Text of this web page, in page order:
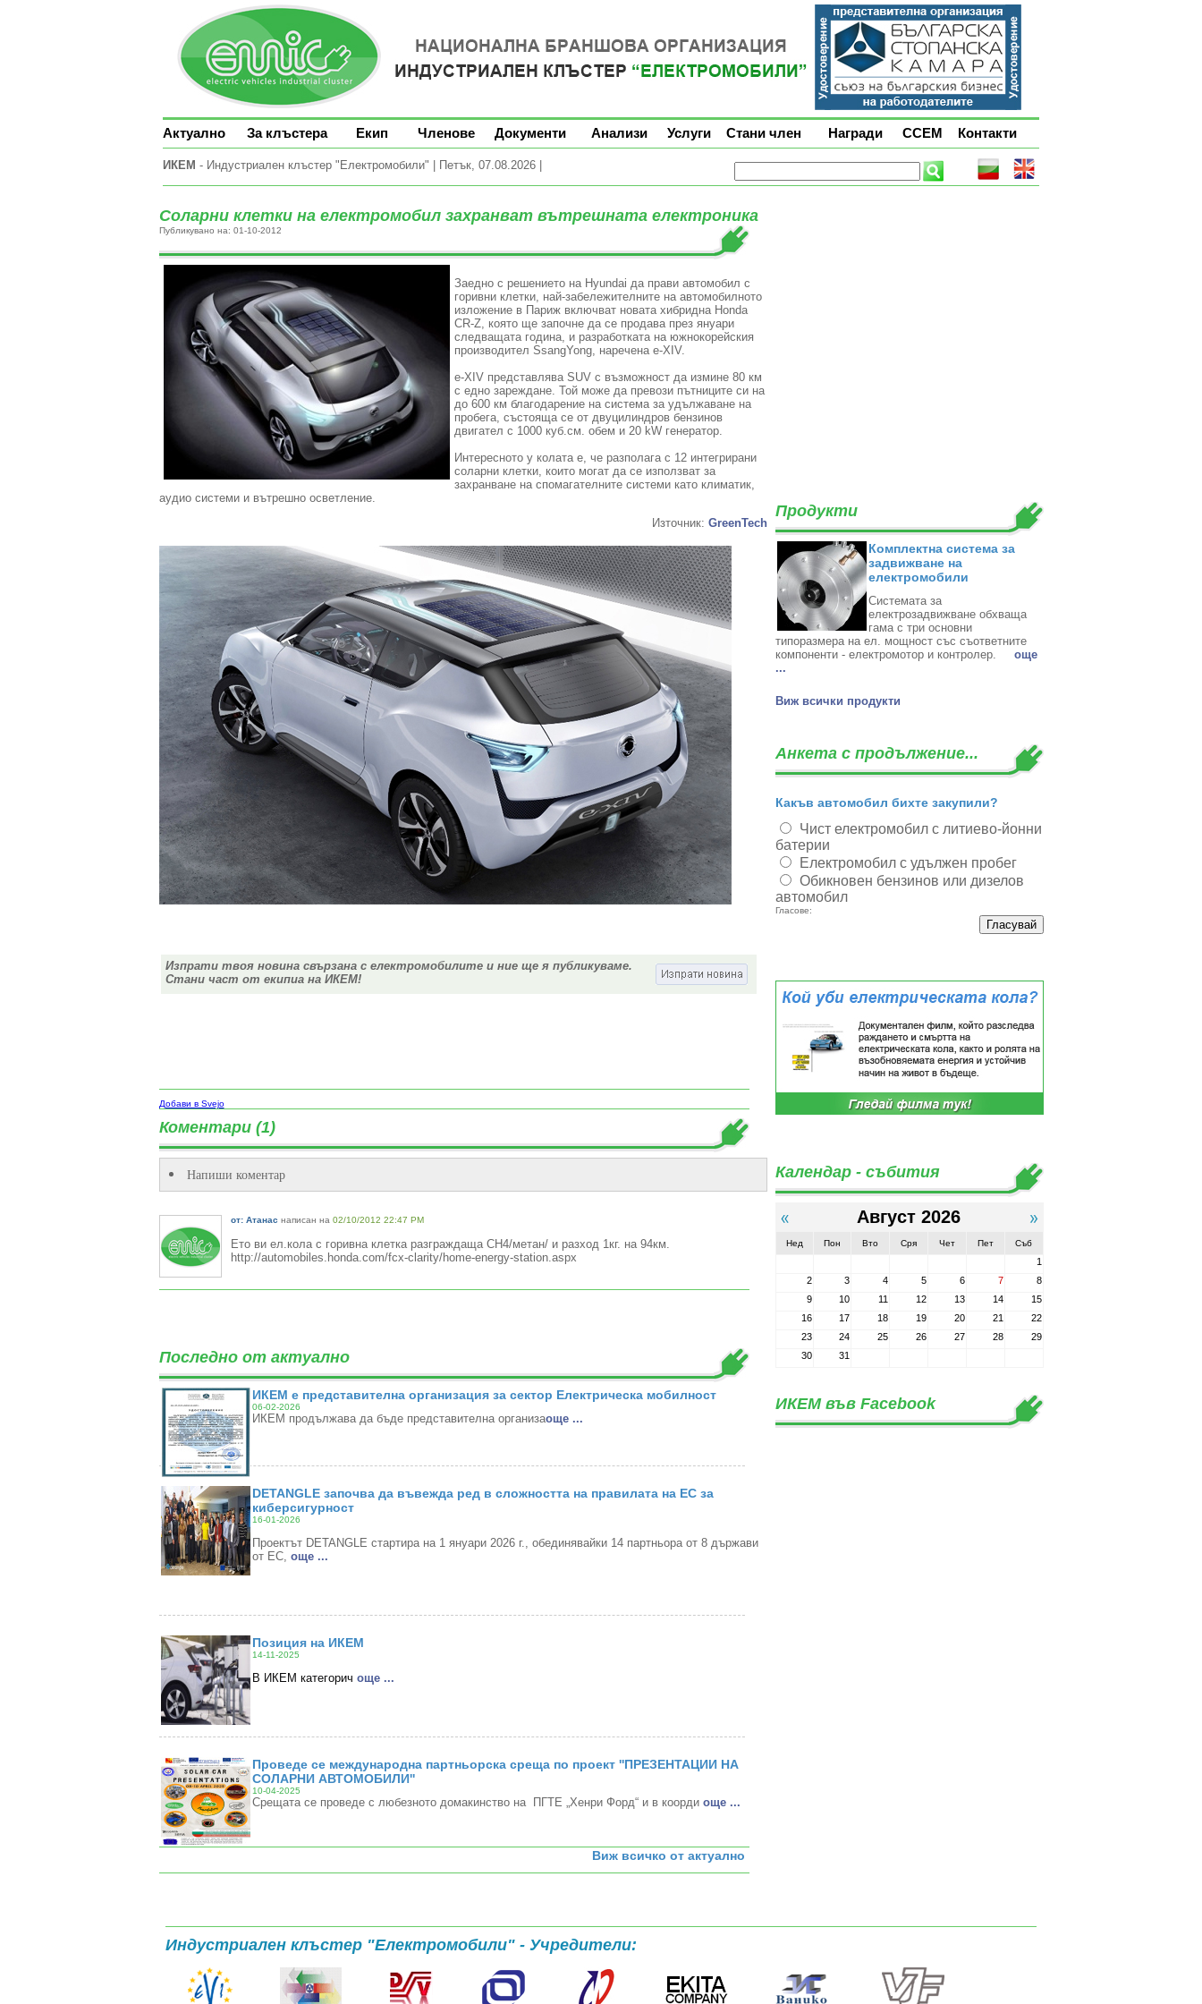
Актуално За клъстера Екип Членове Документи Анализи Услуги Стани член Награди ССЕМ Контакти
ИКЕМ - Индустриален клъстер "Електромобили" | Петък, 07.08.2026 |
Соларни клетки на електромобил захранват вътрешната електроника
Публикувано на: 01-10-2012
Заедно с решението на Hyundai да прави автомобил с
горивни клетки, най-забележителните на автомобилното
изложение в Париж включват новата хибридна Honda
CR-Z, която ще започне да се продава през януари
следващата година, и разработката на южнокорейския
производител SsangYong, наречена e-XIV.
e-XIV представлява SUV с възможност да измине 80 км
с едно зареждане. Той може да превози пътниците си на
до 600 км благодарение на система за удължаване на
пробега, състояща се от двуцилиндров бензинов
двигател с 1000 куб.см. обем и 20 kW генератор.
Интересното у колата е, че разполага с 12 интегрирани
соларни клетки, които могат да се използват за
захранване на спомагателните системи като климатик,
аудио системи и вътрешно осветление.
Източник: GreenTech
Изпрати твоя новина свързана с електромобилите и ние ще я публикуваме.
Стани част от екипиа на ИКЕМ!
Добави в Svejo
Коментари (1)
Напиши коментар
от: Атанас написан на 02/10/2012 22:47 PM
Ето ви ел.кола с горивна клетка разграждаща СН4/метан/ и разход 1кг. на 94км.
http://automobiles.honda.com/fcx-clarity/home-energy-station.aspx
Последно от актуално
ИКЕМ е представителна организация за сектор Електрическа мобилност
06-02-2026
ИКЕМ продължава да бъде представителна организаoще ...
DETANGLE започва да въвежда ред в сложността на правилата на ЕС за
киберсигурност
16-01-2026
Проектът DETANGLE стартира на 1 януари 2026 г., обединявайки 14 партньора от 8 държави
от ЕС, oще ...
Позиция на ИКЕМ
14-11-2025
В ИКЕМ категорич oще ...
Проведе се международна партньорска среща по проект ''ПРЕЗЕНТАЦИИ НА
СОЛАРНИ АВТОМОБИЛИ''
10-04-2025
Срещата се проведе с любезното домакинство на ПГТЕ „Хенри Форд“ и в коорди oще ...
Виж всичко от актуално
Продукти
Комплектна система за
задвижване на
електромобили
Системата за
електрозадвижване обхваща
гама с три основни
типоразмера на ел. мощност със съответните
компоненти - електромотор и контролер. ‎ oще
...
Виж всички продукти
Анкета с продължение...
Какъв автомобил бихте закупили?
Чист електромобил с литиево-йонни
батерии
Електромобил с удължен пробег
Обикновен бензинов или дизелов
автомобил
Гласове:
Календар - събития
Август 2026
Нед Пон Вто Сря Чет Пет Съб
1
2
3 4 5 6 7
8
9
10 11 12 13 14
15
16
17 18 19 20 21
22
23
24 25 26 27 28
29
30
31
ИКЕМ във Facebook
Индустриален клъстер "Електромобили" - Учредители: